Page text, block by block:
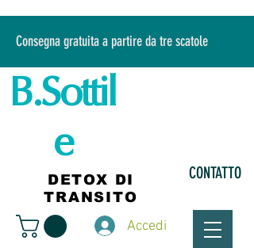
Consegna gratuita a partire da tre scatole
B.Sottil
e
DETOX DI
TRANSITO
CONTATTO
Accedi